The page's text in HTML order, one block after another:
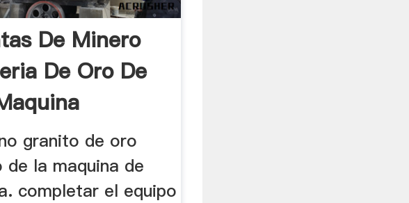
De Minero
De Oro De
granito de oro
de la maquina de
completar el equipo